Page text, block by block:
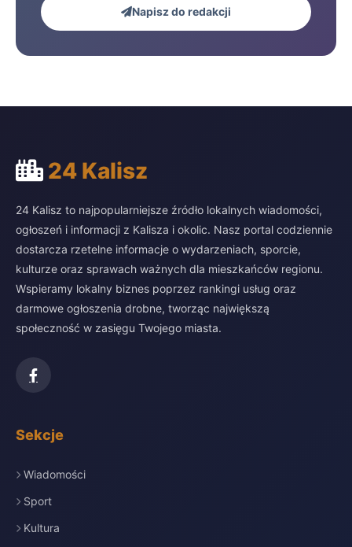
Napisz do redakcji
24 Kalisz
24 Kalisz to najpopularniejsze źródło lokalnych wiadomości,
ogłoszeń i informacji z Kalisza i okolic. Nasz portal codziennie
dostarcza rzetelne informacje o wydarzeniach, sporcie,
kulturze oraz sprawach ważnych dla mieszkańców regionu.
Wspieramy lokalny biznes poprzez rankingi usług oraz
darmowe ogłoszenia drobne, tworząc największą
społeczność w zasięgu Twojego miasta.
Sekcje
Wiadomości
Sport
Kultura